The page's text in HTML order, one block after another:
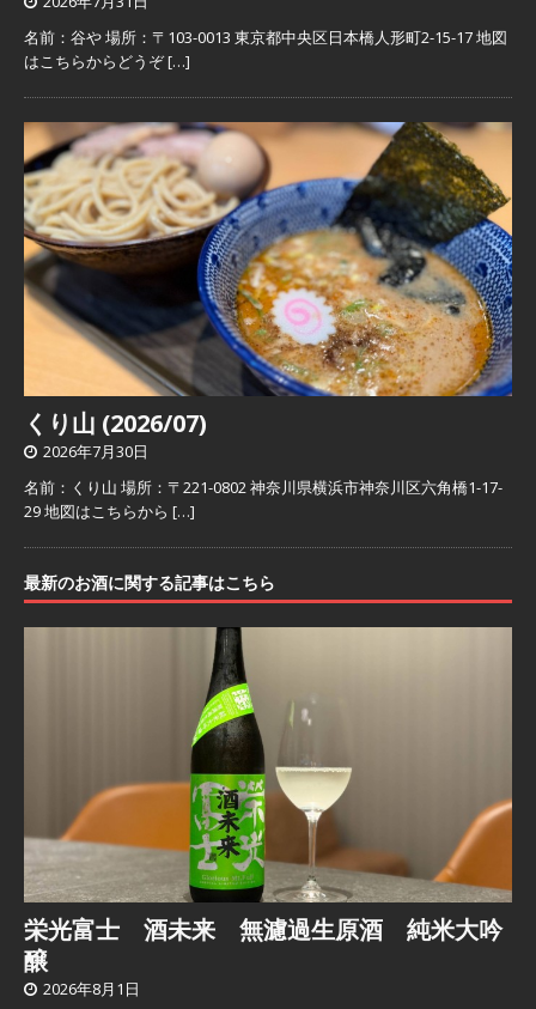
名前：谷や 場所：〒103-0013 東京都中央区日本橋人形町2-15-17 地図
はこちらからどうぞ[…]
くり山 (2026/07)
2026年7月30日
名前：くり山 場所：〒221-0802 神奈川県横浜市神奈川区六角橋1-17-
29 地図はこちらから […]
最新のお酒に関する記事はこちら
栄光富士 酒未来 無濾過生原酒 純米大吟
醸
2026年8月1日